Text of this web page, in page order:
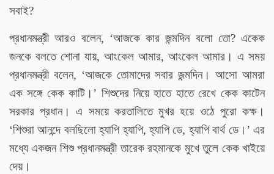
সবাই?
প্রধানমন্ত্রী আরও বলেন, ‘আজকে কার জন্মদিন বলো তো? একেক
জনকে বলতে শোনা যায়, আংকেল আমার, আংকেল আমার। এ সময়
প্রধানমন্ত্রী বলেন, ‘আজকে তোমাদের সবার জন্মদিন। আসো আমরা
এক সঙ্গে কেক কাটি। ’ শিশুদের নিয়ে হাতে হাতে রেখে কেক কাটেন
সরকার প্রধান। এ সময়ে করতালিতে মুখর হয়ে ওঠে পুরো কক্ষ।
‘শিশুরা আনন্দে বলছিলো হ্যাপি হ্যাপি, হ্যাপি ডে, হ্যাপি বার্থ ডে। ’ এর
মধ্যে একজন শিশু প্রধানমন্ত্রী তারেক রহমানকে মুখে তুলে কেক খাইয়ে
দেয়।